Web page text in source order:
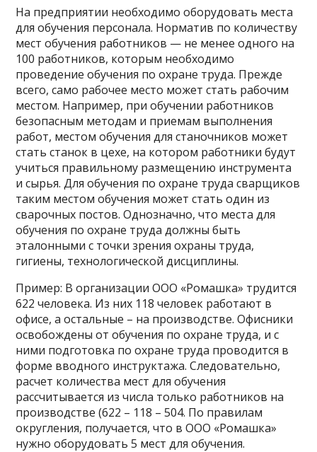
На предприятии необходимо оборудовать места
для обучения персонала. Норматив по количеству
мест обучения работников — не менее одного на
100 работников, которым необходимо
проведение обучения по охране труда. Прежде
всего, само рабочее место может стать рабочим
местом. Например, при обучении работников
безопасным методам и приемам выполнения
работ, местом обучения для станочников может
стать станок в цехе, на котором работники будут
учиться правильному размещению инструмента
и сырья. Для обучения по охране труда сварщиков
таким местом обучения может стать один из
сварочных постов. Однозначно, что места для
обучения по охране труда должны быть
эталонными с точки зрения охраны труда,
гигиены, технологической дисциплины.
Пример: В организации ООО «Ромашка» трудится
622 человека. Из них 118 человек работают в
офисе, а остальные – на производстве. Офисники
освобождены от обучения по охране труда, и с
ними подготовка по охране труда проводится в
форме вводного инструктажа. Следовательно,
расчет количества мест для обучения
рассчитывается из числа только работников на
производстве (622 – 118 – 504. По правилам
округления, получается, что в ООО «Ромашка»
нужно оборудовать 5 мест для обучения.